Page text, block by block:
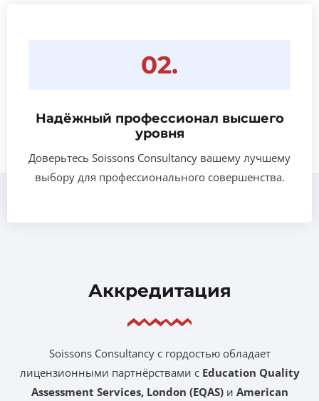
02.
Надёжный профессионал высшего
уровня
Доверьтесь Soissons Consultancy вашему лучшему
выбору для профессионального совершенства.
Аккредитация
Soissons Consultancy с гордостью обладает
лицензионными партнёрствами с Education Quality
Assessment Services, London (EQAS)и American